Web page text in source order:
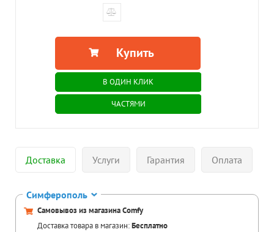
Купить
В ОДИН КЛИК
ЧАСТЯМИ
Доставка Услуги Гарантия Оплата
Симферополь
Самовывоз из магазина Comfy
Доставка товара в магазин:Бесплатно